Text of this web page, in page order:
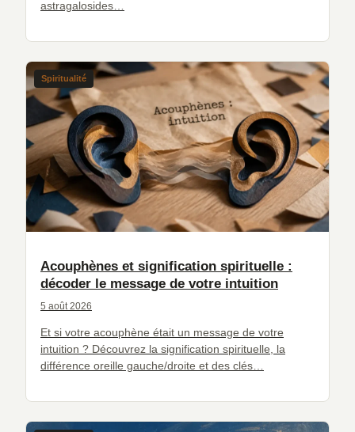
astragalosides…
Spiritualité
Acouphènes et signification spirituelle :
décoder le message de votre intuition
5 août 2026
Et si votre acouphène était un message de votre
intuition ? Découvrez la signification spirituelle, la
différence oreille gauche/droite et des clés…